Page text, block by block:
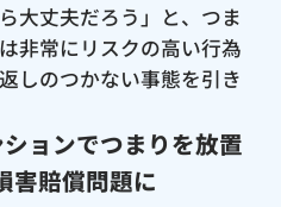
大丈夫だろう」と、つま
非常にリスクの高い行為
しのつかない事態を引き
ョンでつまりを放置
害賠償問題に